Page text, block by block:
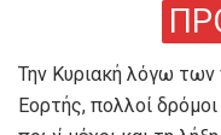
Την Κυριακή λόγω
Εορτής, πολλοί